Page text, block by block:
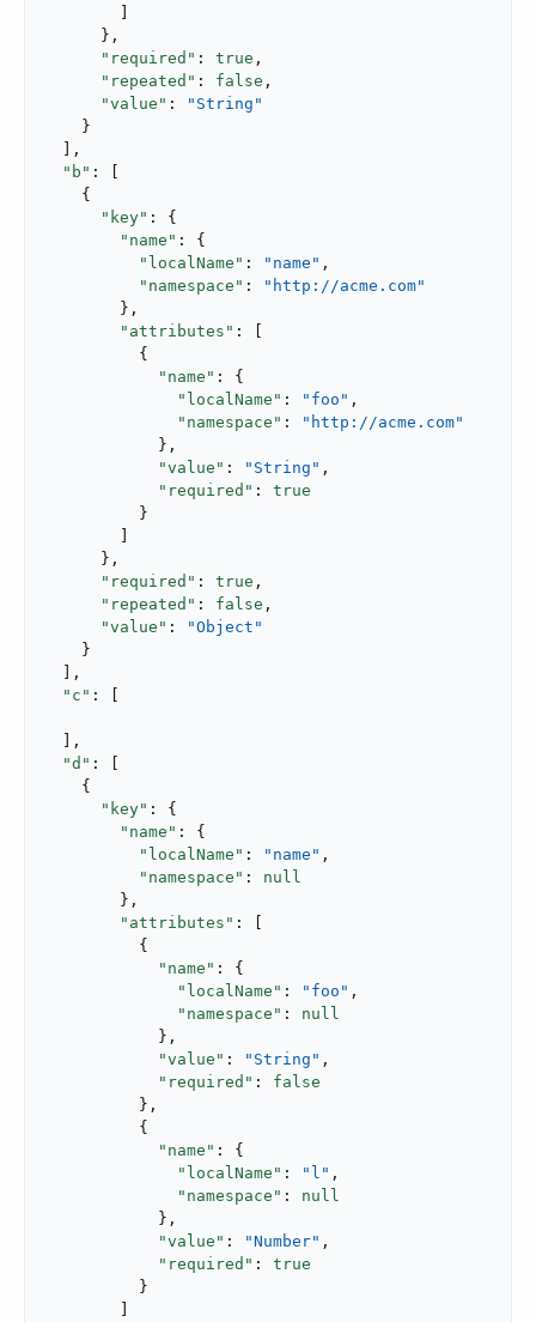
      },
"required" : true ,
"repeated" : false ,
"value" :
"String"
    }
  ],
"b" : [
    {
"key" : {
"name" : {
"localName" : "name" ,
"namespace" :
"http://acme.com"
        },
"attributes" : [
          {
"name" : {
"localName" : "foo" ,
"namespace" :
"http://acme.com"
            },
"value" : "String" ,
"required" : true
          }
      },
"required" : true ,
"repeated" : false ,
"value" :
"Object"
    }
  ],
"c" : [
  ],
"d" : [
    {
"key" : {
"name" : {
"localName" : "name" ,
"namespace" : null
        },
"attributes" : [
          {
"name" : {
"localName" : "foo" ,
"namespace" : null
            },
"value" : "String" ,
"required" : false
          },
          {
"name" : {
"localName" : "l" ,
"namespace" : null
            },
"value" : "Number" ,
"required" : true
          }